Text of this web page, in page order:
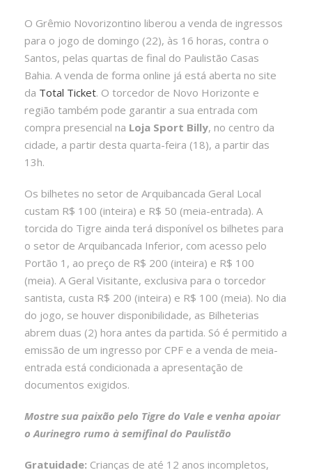
O Grêmio Novorizontino liberou a venda de ingressos
para o jogo de domingo (22), às 16 horas, contra o
Santos, pelas quartas de final do Paulistão Casas
Bahia. A venda de forma online já está aberta no site
da Total Ticket. O torcedor de Novo Horizonte e
região também pode garantir a sua entrada com
compra presencial na Loja Sport Billy, no centro da
cidade, a partir desta quarta-feira (18), a partir das
13h.
Os bilhetes no setor de Arquibancada Geral Local
custam R$ 100 (inteira) e R$ 50 (meia-entrada). A
torcida do Tigre ainda terá disponível os bilhetes para
o setor de Arquibancada Inferior, com acesso pelo
Portão 1, ao preço de R$ 200 (inteira) e R$ 100
(meia). A Geral Visitante, exclusiva para o torcedor
santista, custa R$ 200 (inteira) e R$ 100 (meia). No dia
do jogo, se houver disponibilidade, as Bilheterias
abrem duas (2) hora antes da partida. Só é permitido a
emissão de um ingresso por CPF e a venda de meia-
entrada está condicionada a apresentação de
documentos exigidos.
Mostre sua paixão pelo Tigre do Vale e venha apoiar
o Aurinegro rumo à semifinal do Paulistão
Gratuidade: Crianças de até 12 anos incompletos,